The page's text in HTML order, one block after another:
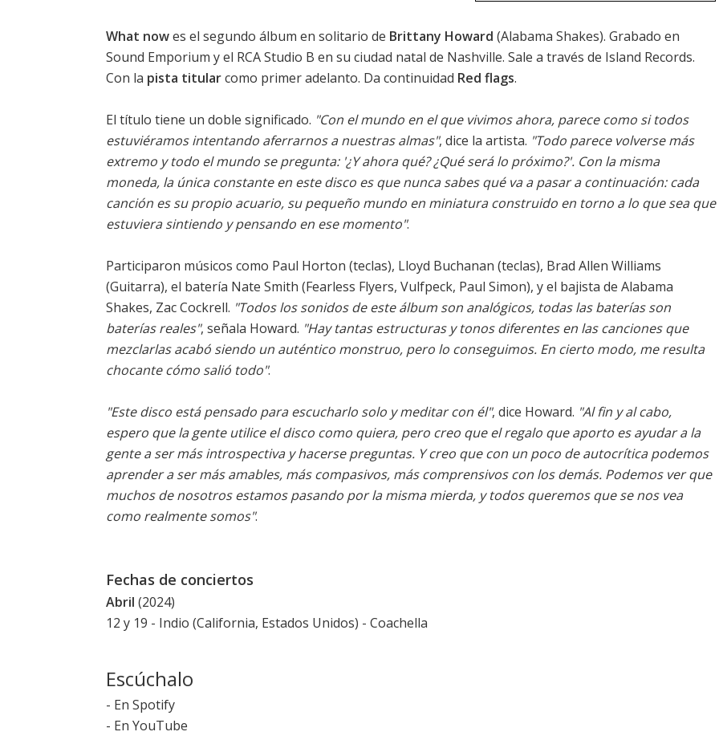
What nowes el segundo álbum en solitario de Brittany Howard (Alabama Shakes). Grabado en
Sound Emporium y el RCA Studio B en su ciudad natal de Nashville. Sale a través de Island Records.
Con la pista titularcomo primer adelanto. Da continuidad Red flags.
El título tiene un doble significado. "Con el mundo en el que vivimos ahora, parece como si todos
estuviéramos intentando aferrarnos a nuestras almas", dice la artista. "Todo parece volverse más
extremo y todo el mundo se pregunta: '¿Y ahora qué? ¿Qué será lo próximo?'. Con la misma
moneda, la única constante en este disco es que nunca sabes qué va a pasar a continuación: cada
canción es su propio acuario, su pequeño mundo en miniatura construido en torno a lo que sea que
estuviera sintiendo y pensando en ese momento".
Participaron músicos como Paul Horton (teclas), Lloyd Buchanan (teclas), Brad Allen Williams
(Guitarra), el batería Nate Smith (Fearless Flyers, Vulfpeck, Paul Simon), y el bajista de Alabama
Shakes, Zac Cockrell. "Todos los sonidos de este álbum son analógicos, todas las baterías son
baterías reales", señala Howard. "Hay tantas estructuras y tonos diferentes en las canciones que
mezclarlas acabó siendo un auténtico monstruo, pero lo conseguimos. En cierto modo, me resulta
chocante cómo salió todo".
"Este disco está pensado para escucharlo solo y meditar con él", dice Howard. "Al fin y al cabo,
espero que la gente utilice el disco como quiera, pero creo que el regalo que aporto es ayudar a la
gente a ser más introspectiva y hacerse preguntas. Y creo que con un poco de autocrítica podemos
aprender a ser más amables, más compasivos, más comprensivos con los demás. Podemos ver que
muchos de nosotros estamos pasando por la misma mierda, y todos queremos que se nos vea
como realmente somos".
Fechas de conciertos
Abril (2024)
12 y 19 - Indio (California, Estados Unidos) - Coachella
Escúchalo
- En Spotify
- En YouTube